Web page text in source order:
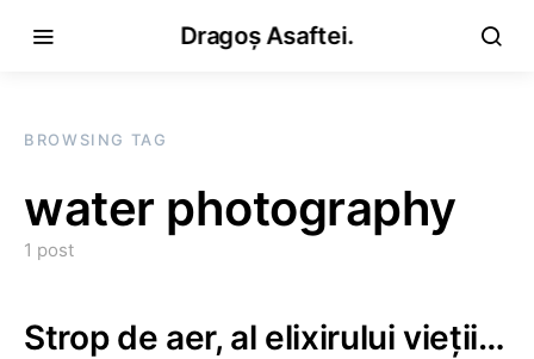
Dragoș Asaftei.
BROWSING TAG
water photography
1 post
Strop de aer, al elixirului vieţii…